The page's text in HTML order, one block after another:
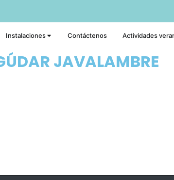
Instalaciones Contáctenos Actividades
JAVALAMBRE